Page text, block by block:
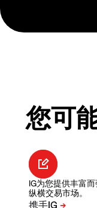
您可
IG为您提供丰富
纵横交易市场。